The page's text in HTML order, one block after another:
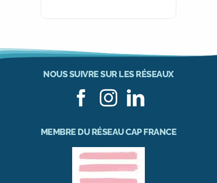
NOUS SUIVRE SUR LES RÉSEAUX
MEMBRE DU RÉSEAU CAP FRANCE